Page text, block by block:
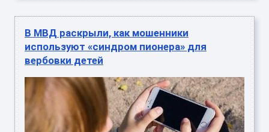
В МВД раскрыли, как мошенники
используют «синдром пионера» для
вербовки детей